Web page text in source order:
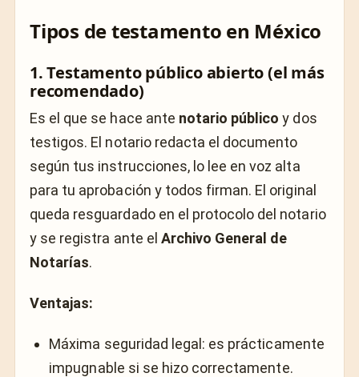
Tipos de testamento en México
1. Testamento público abierto (el más
recomendado)
Es el que se hace ante notario público y dos
testigos. El notario redacta el documento
según tus instrucciones, lo lee en voz alta
para tu aprobación y todos firman. El original
queda resguardado en el protocolo del notario
y se registra ante el Archivo General de
Notarías.
Ventajas:
Máxima seguridad legal: es prácticamente
impugnable si se hizo correctamente.